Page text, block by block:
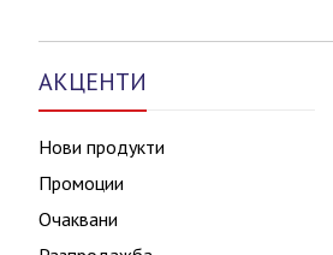
АКЦЕНТИ
Нови продукти
Промоции
Очаквани